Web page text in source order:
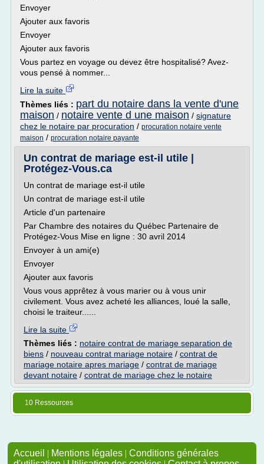
Envoyer
Ajouter aux favoris
Envoyer
Ajouter aux favoris
Vous partez en voyage ou devez être hospitalisé? Avez-
vous pensé à nommer...
Lire la suite
Thèmes liés : part du notaire dans la vente d'une
maison / notaire vente d une maison / signature
chez le notaire par procuration / procuration notaire vente
maison / procuration notaire payante
Un contrat de mariage est-il utile |
Protégez-Vous.ca
Un contrat de mariage est-il utile
Un contrat de mariage est-il utile
Article d'un partenaire
Par Chambre des notaires du Québec Partenaire de
Protégez-Vous Mise en ligne : 30 avril 2014
Envoyer à un ami(e)
Envoyer
Ajouter aux favoris
Vous vous apprêtez à vous marier ou à vous unir
civilement. Vous avez acheté les alliances, loué la salle,
choisi le traiteur......
Lire la suite
Thèmes liés : notaire contrat de mariage separation de
biens / nouveau contrat mariage notaire / contrat de
mariage notaire apres mariage / contrat de mariage
devant notaire / contrat de mariage chez le notaire
10 Ressources
Accueil | Mentions légales | Conditions générales